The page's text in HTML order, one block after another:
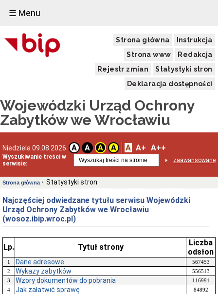
☰ Menu
Strona główna
Instrukcja
Strona www
Redakcja
Rejestr zmian
Statystyki stron
Deklaracja dostępności
Wojewódzki Urząd Ochrony
Zabytków we Wrocławiu
Niedziela 09.08.2026 A A A A A A+ A++
Wyszukiwanie treści w
serwisie:
zaawansowane
Strona główna Statystyki stron
Najczęściej odwiedzane tytułu serwisu Wojewódzki
Urząd Ochrony Zabytków we Wrocławiu
(wosoz.ibip.wroc.pl)
Lp. Tytuł strony
Liczba
odsłon
1 Dane adresowe
567453
2
Wykazy zabytków
556513
3
Wzory dokumentów do pobrania
116991
4
Jak załatwić sprawę
84892